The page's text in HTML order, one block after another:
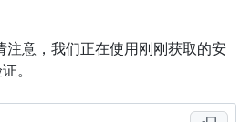
注意，我们正在使用刚刚获取的安
。